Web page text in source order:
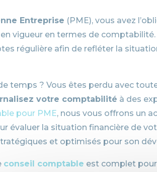
Entreprise (PME), vous avez
vigueur en termes de comptabilité.
régulière afin de refléter la
temps ? Vous êtes perdu avec
votre comptabilité à des
pour PME, nous vous offrons un
évaluer la situation financière de
et optimisés pour son
conseil comptable est complet